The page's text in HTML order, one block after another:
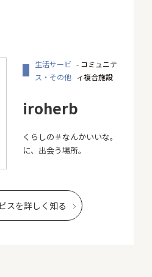
iroherb
生活サービ
ス・その他
- コミュニテ
ィ複合施設
くらしの＃なんかいいな。
に、出会う場所。
スを詳しく知る